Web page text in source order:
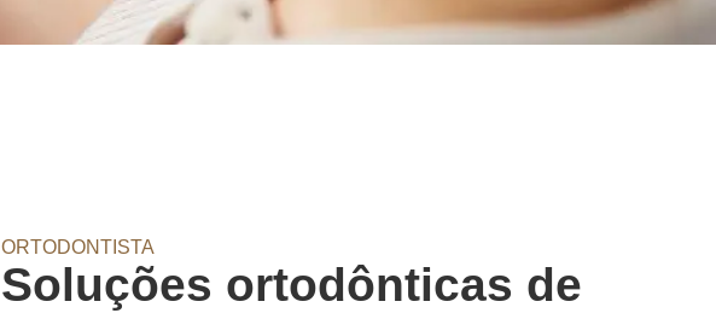
ORTODONTISTA
Soluções ortodônticas de